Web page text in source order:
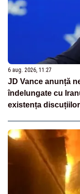
6 aug. 2026, 11:27
JD Vance anunță
îndelungate cu
existența